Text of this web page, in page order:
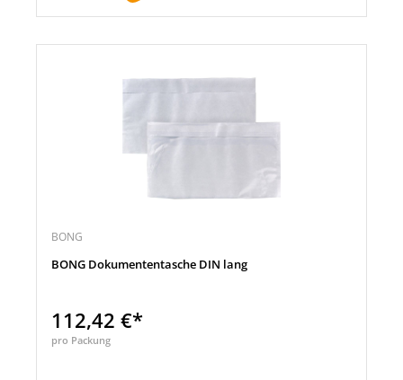
BONG
BONG Dokumententasche DIN lang
112,42 €*
pro Packung